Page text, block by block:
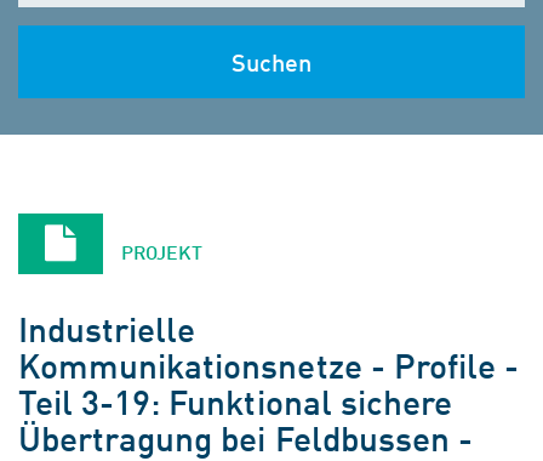
Suchen
PROJEKT
Industrielle
Kommunikationsnetze - Profile -
Teil 3-19: Funktional sichere
Übertragung bei Feldbussen -